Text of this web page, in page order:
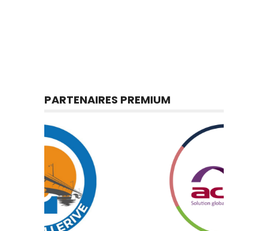
PARTENAIRES PREMIUM